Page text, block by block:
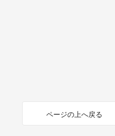
ページの上へ戻る